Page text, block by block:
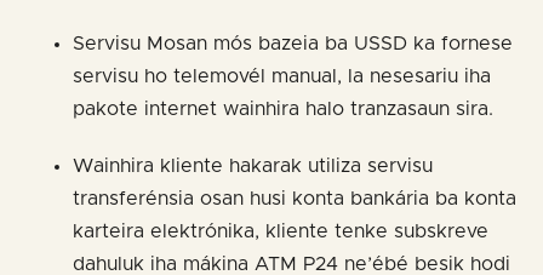
Servisu Mosan mós bazeia ba USSD ka fornese
servisu ho telemovél manual, la nesesariu iha
pakote internet wainhira halo tranzasaun sira.
Wainhira kliente hakarak utiliza servisu
transferénsia osan husi konta bankária ba konta
karteira elektrónika, kliente tenke subskreve
dahuluk iha mákina ATM P24 ne’ébé besik hodi